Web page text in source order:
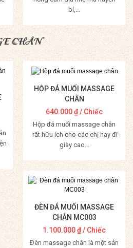
bí,...
Mua Hàng
CHÂN
HỘP ĐÁ MUỐI MASSAGE
CHÂN
640.000₫/ Chiếc
Hộp đá muối massage chân
rất hữu ích cho các chị hay đi
giày cao...
Mua Hàng
ĐÈN ĐÁ MUỐI MASSAGE
CHÂN MC003
1.100.000₫/ Chiếc
Đèn massage chân là một sản